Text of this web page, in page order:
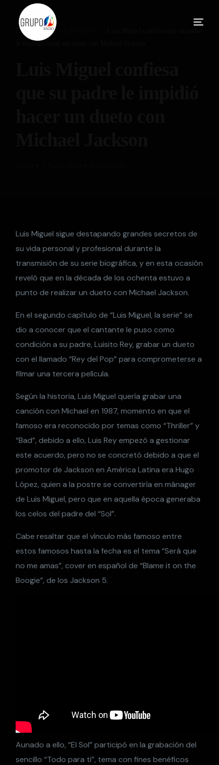
Home Blog
le impidió hacer un dueto con Michael Jackson
Luis Miguel sigue destapando grandes secretos de
su vida personal y profesional durante la
transmisión de su serie biográfica, y en esta ocasión
reveló que en la década de los ochenta estuvo a
punto de realizar un dueto con Michael Jackson.
En el segundo capítulo de “Luis Miguel, la serie” se
dio a conocer que el cantante le puso como
condición a su padre, Luisito Rey, grabar un dueto
con el llamado “Rey del Pop” para comprometerse a
filmar una tercera película.
Según la historia, Luis Miguel quería grabar una
canción con Michael en 1987, momento en que el
famoso era reconocido por temas como “Thriller” y
“Bad”, debido a ello, Luis Rey empezó a gestionar
este acuerdo, pero no se concretó debido a que el
promotor de Jackson en América Latina era Hugo
López, quien a la postre se convertiría en mánager
de Luis Miguel, pero que en aquella época generaba
los celos del padre del “Sol”.
Cabe resaltar que el vínculo más famoso entre
estos famosos hasta la fecha es el tema “Será que
no me amas”, cover en español de “Blame it on the
Boogie”, de los Jackson 5.
Aunado a ello, “El Sol” participó en la grabación del
sencillo “Todo para ti”, tema con fines benéficos